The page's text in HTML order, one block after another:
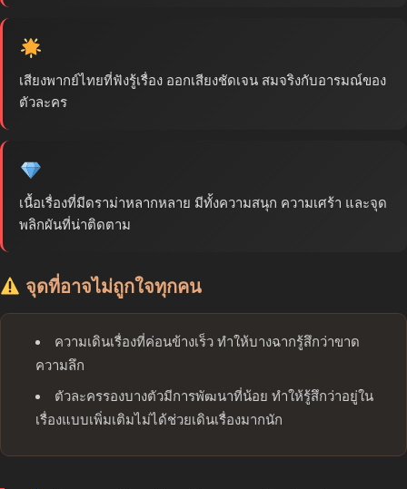
เสียงพากย์ไทยที่ฟังรู้เรื่อง ออกเสียงชัดเจน สมจริงกับอารมณ์ของ
ตัวละคร
เนื้อเรื่องที่มีดราม่าหลากหลาย มีทั้งความสนุก ความเศร้า และจุด
พลิกผันที่น่าติดตาม
จุดที่อาจไม่ถูกใจทุกคน
ความเดินเรื่องที่ค่อนข้างเร็ว ทำให้บางฉากรู้สึกว่าขาด
ความลึก
ตัวละครรองบางตัวมีการพัฒนาที่น้อย ทำให้รู้สึกว่าอยู่ใน
เรื่องแบบเพิ่มเติมไม่ได้ช่วยเดินเรื่องมากนัก